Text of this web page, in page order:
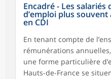
Encadré - Les
d’emploi plus
en CDI
En tenant compte de
rémunérations
une forme particulière
Hauts-de-France se